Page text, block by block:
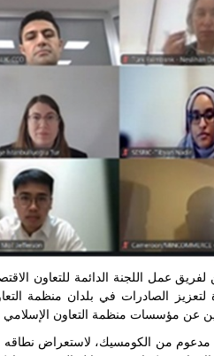
عن مؤسسات منظمة التعاون
من الكومسيك، لاستعراض نطاقه